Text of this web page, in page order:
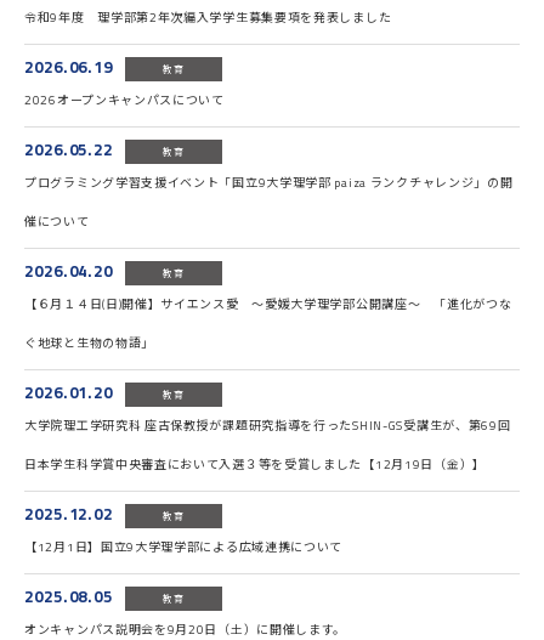
令和9年度 理学部第2年次編入学学生募集要項を発表しました
2026.06.19 教育
2026オープンキャンパスについて
2026.05.22 教育
プログラミング学習支援イベント「国立9大学理学部 paiza ランクチャレンジ」の開
催について
2026.04.20 教育
【６月１４日(日)開催】サイエンス愛 〜愛媛大学理学部公開講座〜 「進化がつな
ぐ地球と生物の物語」
2026.01.20 教育
大学院理工学研究科 座古保教授が課題研究指導を行ったSHIN-GS受講生が、第69回
日本学生科学賞中央審査において入選３等を受賞しました【12月19日（金）】
2025.12.02 教育
【12月1日】国立9大学理学部による広域連携について
2025.08.05 教育
オンキャンパス説明会を9月20日（土）に開催します。